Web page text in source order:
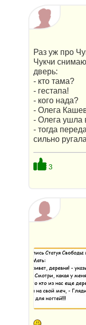
Раз уж про
Чукчи
дверь:
- кто тама?
- гестапа!
- кого нада?
- Олега
- Олега ушла
- тогда
сильно
3